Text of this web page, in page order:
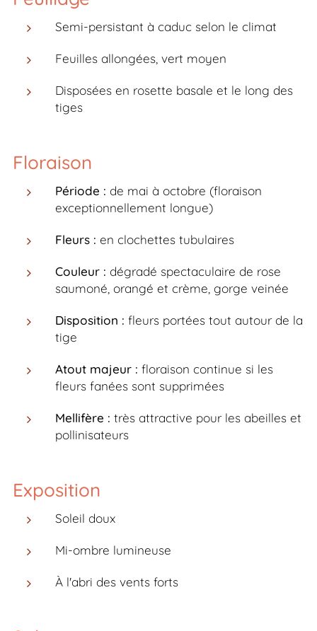
Semi-persistant à caduc selon le climat
Feuilles allongées, vert moyen
Disposées en rosette basale et le long des
tiges
Floraison
Période : de mai à octobre (floraison
exceptionnellement longue)
Fleurs : en clochettes tubulaires
Couleur : dégradé spectaculaire de rose
saumoné, orangé et crème, gorge veinée
Disposition : fleurs portées tout autour de la
tige
Atout majeur : floraison continue si les
fleurs fanées sont supprimées
Mellifère : très attractive pour les abeilles et
pollinisateurs
Exposition
Soleil doux
Mi-ombre lumineuse
À l'abri des vents forts